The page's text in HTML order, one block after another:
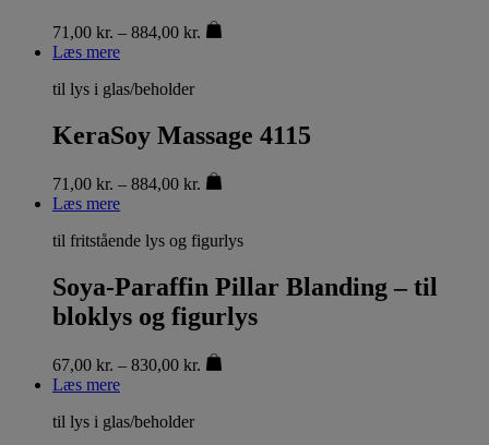
71,00 kr. – 884,00 kr.
Læs mere
til lys i glas/beholder
KeraSoy Massage 4115
71,00 kr. – 884,00 kr.
Læs mere
til fritstående lys og figurlys
Soya-Paraffin Pillar Blanding – til
bloklys og figurlys
67,00 kr. – 830,00 kr.
Læs mere
til lys i glas/beholder